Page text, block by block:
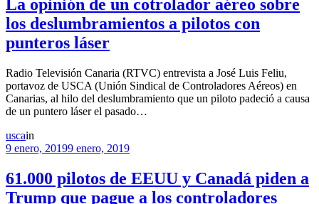
La opinión de un cotrolador aéreo sobre
los deslumbramientos a pilotos con
punteros láser
Radio Televisión Canaria (RTVC) entrevista a José Luis Feliu,
portavoz de USCA (Unión Sindical de Controladores Aéreos) en
Canarias, al hilo del deslumbramiento que un piloto padeció a causa
de un puntero láser el pasado…
uscain
9 enero, 20199 enero, 2019
61.000 pilotos de EEUU y Canadá piden a
Trump que pague a los controladores